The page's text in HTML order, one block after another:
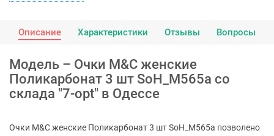
Описание Характеристики Отзывы Вопросы
Модель – Очки M&C женские
Поликарбонат 3 шт SoH_M565a со
склада "7-opt" в Одессе
Очки M&C женские Поликарбонат 3 шт SoH_M565a позволено